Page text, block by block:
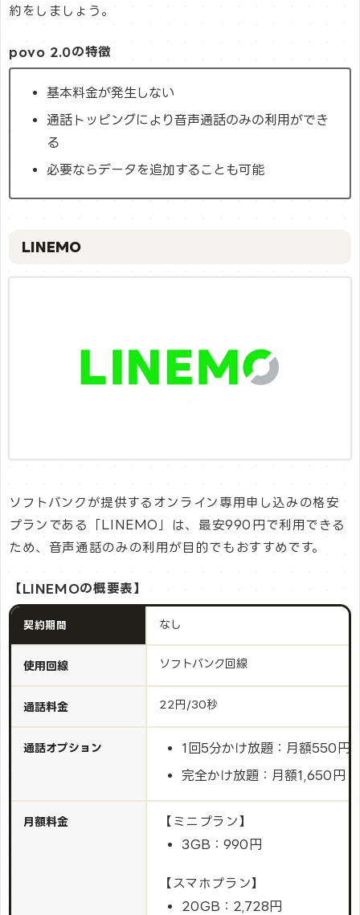
約をしましょう。
povo 2.0の特徴
基本料金が発生しない
通話トッピングにより音声通話のみの利用ができ
る
必要ならデータを追加することも可能
LINEMO
ソフトバンクが提供するオンライン専用申し込みの格安
プランである「LINEMO」は、最安990円で利用できる
ため、音声通話のみの利用が目的でもおすすめです。
【LINEMOの概要表】
契約期間 なし
使用回線 ソフトバンク回線
通話料金 22円/30秒
通話オプション
1回5分かけ放題：月額550円
完全かけ放題：月額1,650円
月額料金 【ミニプラン】
3GB：990円
【スマホプラン】
20GB：2,728円